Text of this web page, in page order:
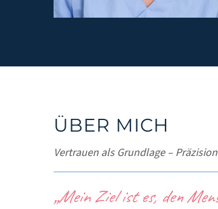
ÜBER MICH
Vertrauen als Grundlage –
„Mein Ziel ist es, den